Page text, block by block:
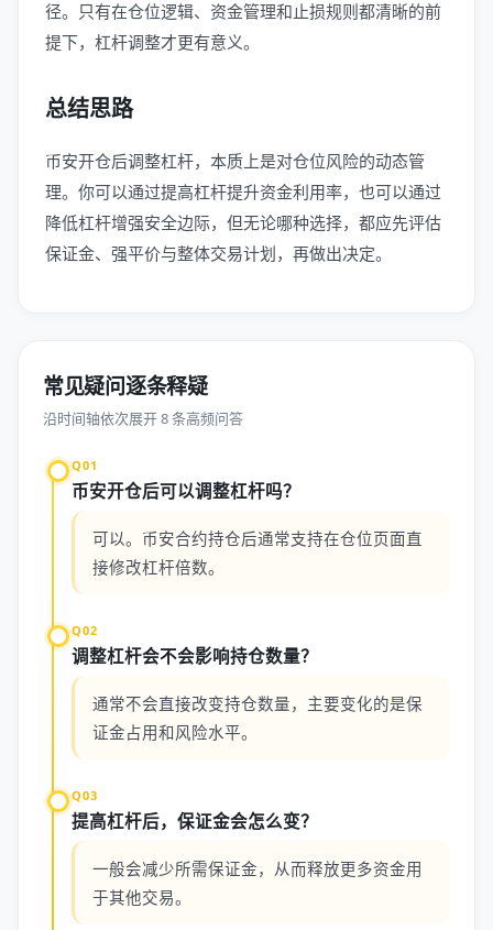
径。只有在仓位逻辑、资金管理和止损规则都清晰的前
提下，杠杆调整才更有意义。
总结思路
币安开仓后调整杠杆，本质上是对仓位风险的动态管
理。你可以通过提高杠杆提升资金利用率，也可以通过
降低杠杆增强安全边际，但无论哪种选择，都应先评估
保证金、强平价与整体交易计划，再做出决定。
常见疑问逐条释疑
沿时间轴依次展开 8 条高频问答
Q01
币安开仓后可以调整杠杆吗？
可以。币安合约持仓后通常支持在仓位页面直
接修改杠杆倍数。
Q02
调整杠杆会不会影响持仓数量？
通常不会直接改变持仓数量，主要变化的是保
证金占用和风险水平。
Q03
提高杠杆后，保证金会怎么变？
一般会减少所需保证金，从而释放更多资金用
于其他交易。